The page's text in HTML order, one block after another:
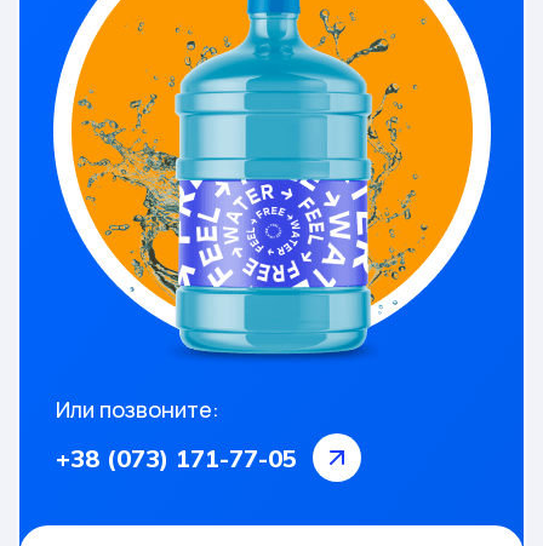
Или позвоните:
+38 (073) 171-77-05